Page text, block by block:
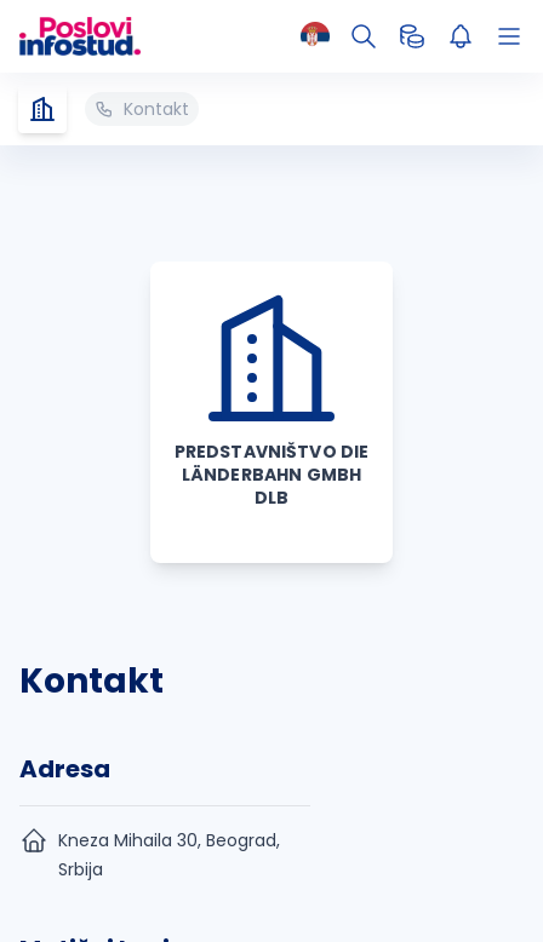
Kontakt
PREDSTAVNIŠTVO DIE
LÄNDERBAHN GMBH
DLB
Kontakt
Adresa
Kneza Mihaila 30, Beograd,
Srbija